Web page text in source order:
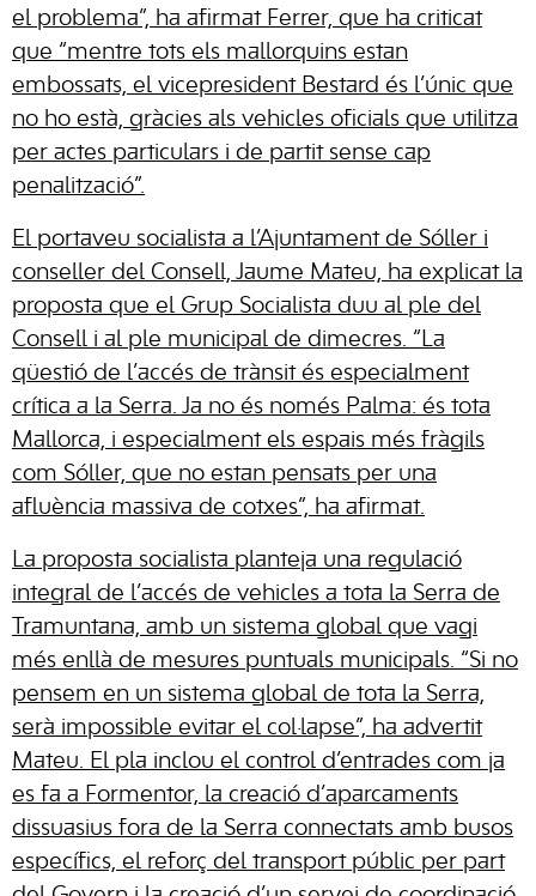
el problema”, ha afirmat Ferrer, que ha criticat
que “mentre tots els mallorquins estan
embossats, el vicepresident Bestard és l’únic que
no ho està, gràcies als vehicles oficials que utilitza
per actes particulars i de partit sense cap
penalització”.
El portaveu socialista a l’Ajuntament de Sóller i
conseller del Consell, Jaume Mateu, ha explicat la
proposta que el Grup Socialista duu al ple del
Consell i al ple municipal de dimecres. “La
qüestió de l’accés de trànsit és especialment
crítica a la Serra. Ja no és només Palma: és tota
Mallorca, i especialment els espais més fràgils
com Sóller, que no estan pensats per una
afluència massiva de cotxes”, ha afirmat.
La proposta socialista planteja una regulació
integral de l’accés de vehicles a tota la Serra de
Tramuntana, amb un sistema global que vagi
més enllà de mesures puntuals municipals. “Si no
pensem en un sistema global de tota la Serra,
serà impossible evitar el col·lapse”, ha advertit
Mateu. El pla inclou el control d’entrades com ja
es fa a Formentor, la creació d’aparcaments
dissuasius fora de la Serra connectats amb busos
específics, el reforç del transport públic per part